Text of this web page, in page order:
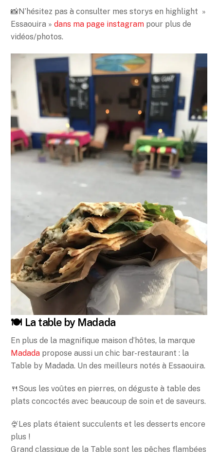
📸N’hésitez pas à consulter mes storys en highlight »
Essaouira »dans ma page instagram pour plus de
vidéos/photos.
🍽 La table by Madada
En plus de la magnifique maison d’hôtes, la marque
Madada propose aussi un chic bar-restaurant : la
Table by Madada. Un des meilleurs notés à Essaouira.
🍴Sous les voûtes en pierres, on déguste à table des
plats concoctés avec beaucoup de soin et de saveurs.
🍨Les plats étaient succulents et les desserts encore
plus !
Grand classique de la Table sont les pêches flambées